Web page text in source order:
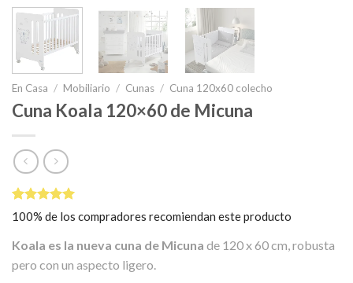
En Casa / Mobiliario / Cunas / Cuna 120x60 colecho
Cuna Koala 120×60 de Micuna
Valorado
5.00 sobre
en
1
puntuación
de cliente
100% de los compradores recomiendan este producto
Koala es la nueva cuna de Micuna de 120 x 60 cm, robusta
pero con un aspecto ligero.